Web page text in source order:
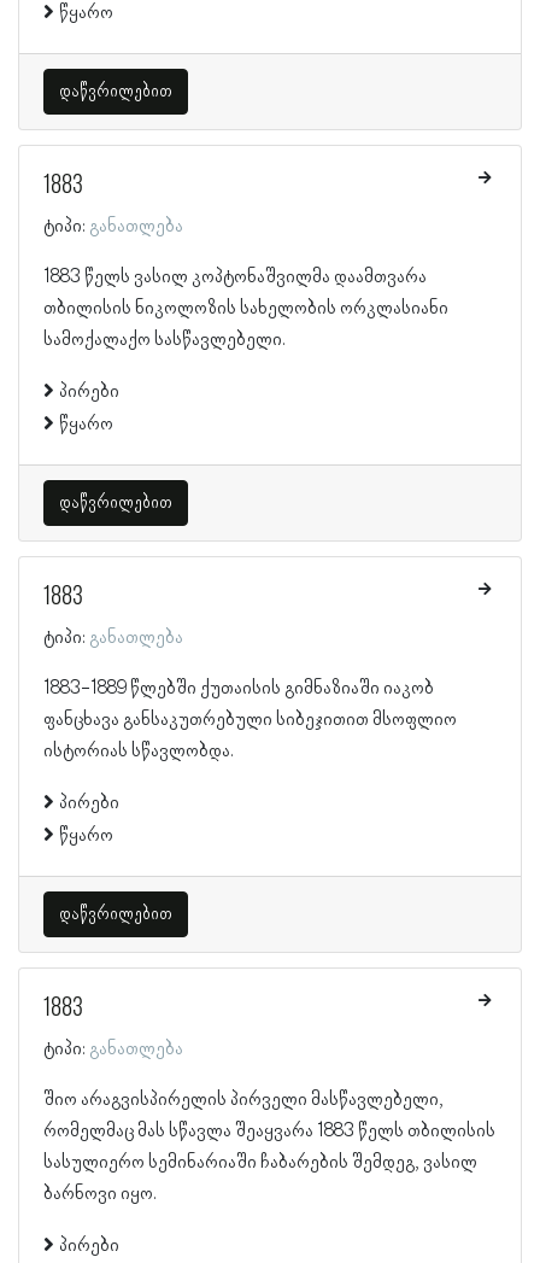
წყარო
დაწვრილებით
1883
ტიპი: განათლება
1883 წელს ვასილ კოპტონაშვილმა დაამთვარა
თბილისის ნიკოლოზის სახელობის ორკლასიანი
სამოქალაქო სასწავლებელი.
პირები
წყარო
დაწვრილებით
1883
ტიპი: განათლება
1883-1889 წლებში ქუთაისის გიმნაზიაში იაკობ
ფანცხავა განსაკუთრებული სიბეჯითით მსოფლიო
ისტორიას სწავლობდა.
პირები
წყარო
დაწვრილებით
1883
ტიპი: განათლება
შიო არაგვისპირელის პირველი მასწავლებელი,
რომელმაც მას სწავლა შეაყვარა 1883 წელს თბილისის
სასულიერო სემინარიაში ჩაბარების შემდეგ, ვასილ
ბარნოვი იყო.
პირები